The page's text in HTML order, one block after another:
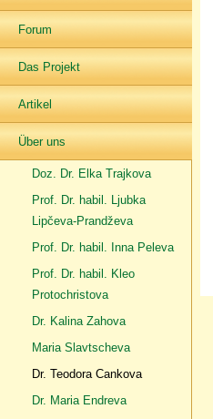
Forum
Das Projekt
Artikel
Über uns
Doz. Dr. Elka Trajkova
Prof. Dr. habil. Ljubka
Lipčeva-Prandževa
Prof. Dr. habil. Inna Peleva
Prof. Dr. habil. Kleo
Protochristova
Dr. Kalina Zahova
Maria Slavtscheva
Dr. Teodora Cankova
Dr. Maria Endreva